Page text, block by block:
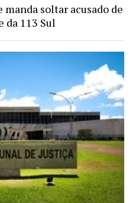
manda soltar acusado de
113 Sul